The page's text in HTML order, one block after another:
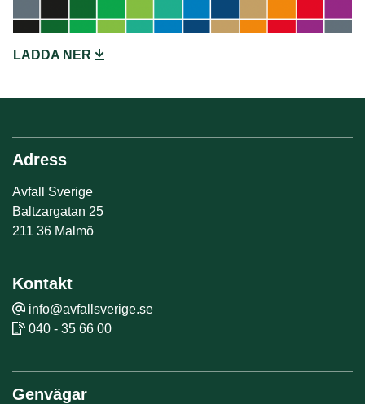
LADDA NER
Adress
Avfall Sverige
Baltzargatan 25
211 36 Malmö
Kontakt
info@avfallsverige.se
040 - 35 66 00
Genvägar